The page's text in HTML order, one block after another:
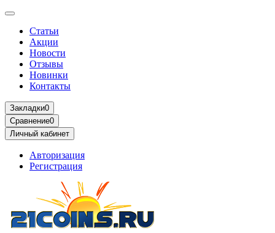
Статьи
Акции
Новости
Отзывы
Новинки
Контакты
Закладки0
Сравнение0
Личный кабинет
Авторизация
Регистрация